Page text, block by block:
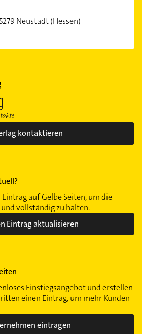
Neustadt (Hessen)
kontaktieren
auf Gelbe Seiten, um die
vollständig zu halten.
Eintrag aktualisieren
Einstiegsangebot und erstellen
einen Eintrag, um mehr Kunden
eintragen